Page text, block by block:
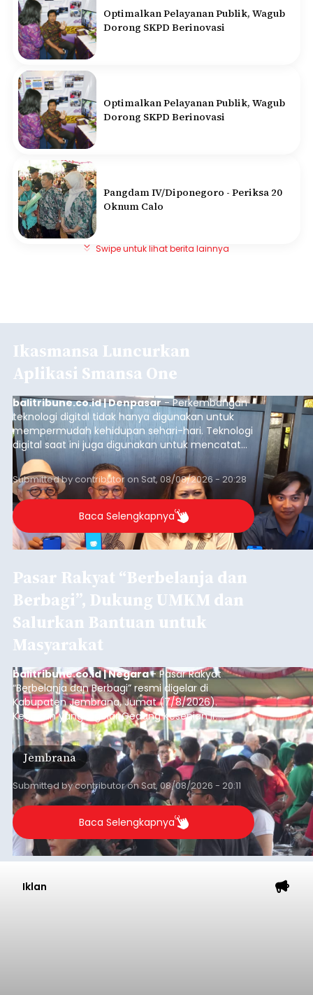
Optimalkan Pelayanan Publik, Wagub
Dorong SKPD Berinovasi
Optimalkan Pelayanan Publik, Wagub
Dorong SKPD Berinovasi
Pangdam IV/Diponegoro - Periksa 20
Oknum Calo
Swipe untuk lihat berita lainnya
Ikasmansa Luncurkan
Aplikasi Smansa One
balitribune.co.id | Denpasar- Perkembangan
teknologi digital tidak hanya digunakan untuk
mempermudah kehidupan sehari-hari. Teknologi
digital saat ini juga digunakan untuk mencatat
dan mengelola data base alumni dari suatu
sekolah, salah satunya adalah alumni SMA 1
Denpasar.
Submitted bycontributoron Sat, 08/08/2026 - 20:28
Baca Selengkapnya
Pasar Rakyat “Berbelanja dan
Berbagi”, Dukung UMKM dan
Salurkan Bantuan untuk
Masyarakat
balitribune.co.id | Negara- Pasar Rakyat
“Berbelanja dan Berbagi” resmi digelar di
Kabupaten Jembrana, Jumat (7/8/2026).
Kegiatan yang digelar Gedung Kesenian Ir.
Soekarno ini memadukan pemberdayaan
ekonomi masyarakat dengan aksi sosial tersebut
mendapat antusiasme tinggi dan mencatat nilai
transaksi mencapai Rp672.733.200.
Jembrana
Submitted bycontributoronSat, 08/08/2026 - 20:11
Baca Selengkapnya
Iklan